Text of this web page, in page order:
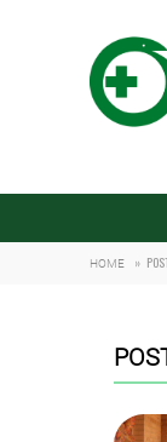
HOME »